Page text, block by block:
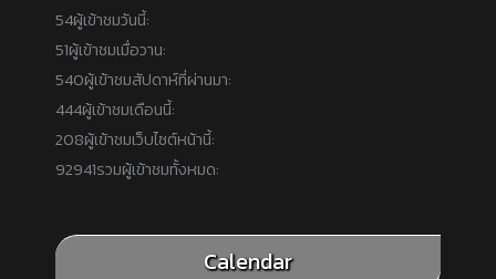
54ผู้เข้าชมวันนี้:
51ผู้เข้าชมเมื่อวาน:
540ผู้เข้าชมสัปดาห์ที่ผ่านมา:
444ผู้เข้าชมเดือนนี้:
208ผู้เข้าชมเว็บไซต์หน้านี้:
92941รวมผู้เข้าชมทั้งหมด:
Calendar